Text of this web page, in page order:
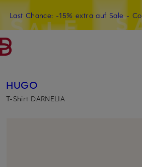
ZUM HAUPTINHALT ÜBERSPRINGEN
Last Chance: -15% extra auf Sale-
20€-Willkommensgutschein mit
HUGO
T-Shirt DARNELIA